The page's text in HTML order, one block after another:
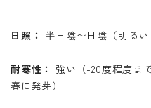
日照： 半日陰〜日陰（明るい
耐寒性：
強い（-20度程度ま
春に発芽）